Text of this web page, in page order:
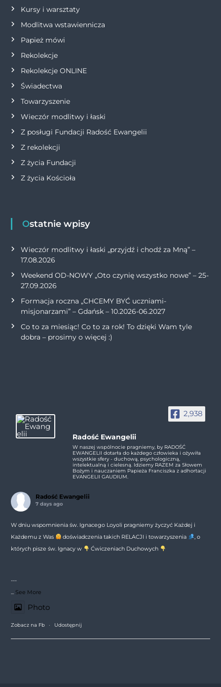
p
i
s
u
Kursy i warsztaty
Modlitwa wstawiennicza
Papież mówi
Rekolekcje
Rekolekcje ONLINE
Świadectwa
Towarzyszenie
Wieczór modlitwy i łaski
Z posługi Fundacji Radość Ewangelii
Z rekolekcji
Z życia Fundacji
Z życia Kościoła
Ostatnie wpisy
Wieczór modlitwy i łaski „przyjdź i chodź za Mną” –
17.08.2026
Weekend OD-NOWY „Oto czynię wszystko nowe” – 25-
27.09.2026
Formacja roczna „CHCEMY BYĆ uczniami-
misjonarzami” – Gdańsk – 10.2026-06.2027
Co to za miesiąc! Co to za rok! To dzięki Wam tyle
dobra – prosimy o więcej :)
2,938
Radość Ewangelii
W naszej wspólnocie pragniemy, by RADOŚĆ
EWANGELII dotarła do każdego człowieka i ożywiła
wszystkie sfery - duchową, psychologiczną,
intelektualną i cielesną. Idziemy RAZEM za Słowem
Bożym i nauczaniem Papieża Franciszka z adhortacji
EVANGELII GAUDIUM.
Radość Ewangelii
7 days ago
W dniu wspomnienia św. Ignacego Loyoli pragniemy życzyć Każdej i
Każdemu z Was
doświadczenia takich RELACJI i towarzyszenia
, o
których pisze św. Ignacy w
Ćwiczeniach Duchowych
---
See More
Photo
Zobacz na Fb · Udostępnij